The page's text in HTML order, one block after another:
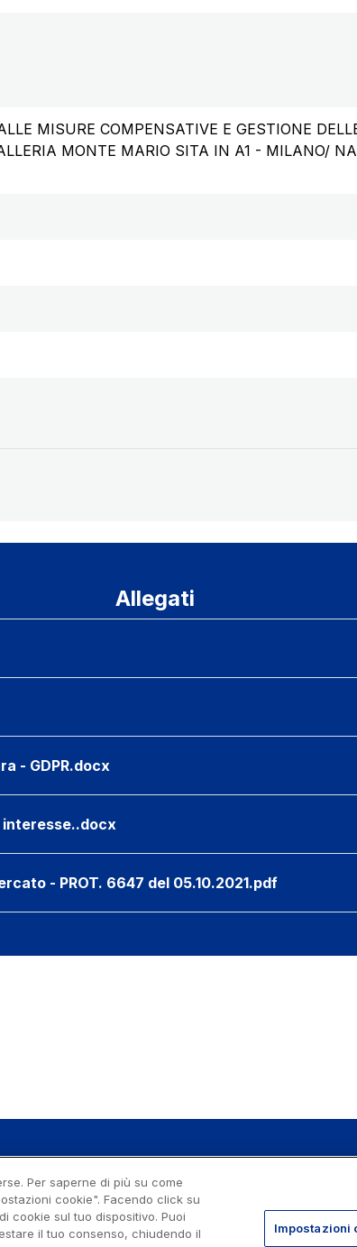
MISURE COMPENSATIVE E GESTIONE
MONTE MARIO SITA IN A1 - MILANO/
Allegati
- GDPR.docx
interesse..docx
- PROT. 6647 del 05.10.2021.pdf
Bergamini, 50 - 00159
l'Italia Spa, Tutti i diritti
Per saperne di più su come
cookie". Facendo click su
cookie sul tuo dispositivo. Puoi
il tuo consenso, chiudendo il
Impostazioni